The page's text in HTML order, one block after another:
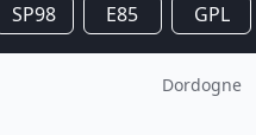
SP98 E85 GPL
Dordogne